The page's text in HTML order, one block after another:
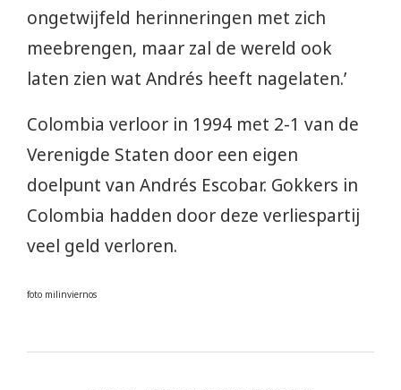
ongetwijfeld herinneringen met zich
meebrengen, maar zal de wereld ook
laten zien wat Andrés heeft nagelaten.’
Colombia verloor in 1994 met 2-1 van de
Verenigde Staten door een eigen
doelpunt van Andrés Escobar. Gokkers in
Colombia hadden door deze verliespartij
veel geld verloren.
foto milinviernos